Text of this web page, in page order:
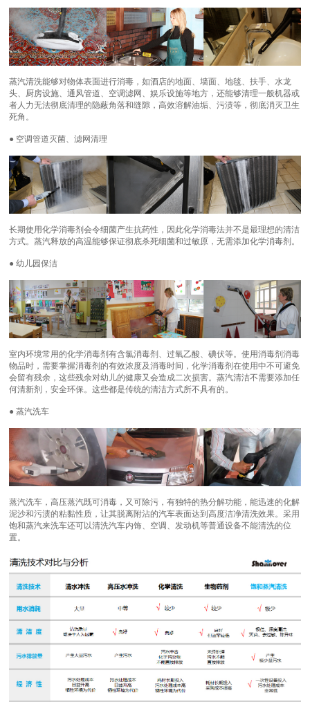
蒸汽清洗能够对物体表面进行消毒，如酒店的地面、墙面、地毯、扶手、水龙
头、厨房设施、通风管道、空调滤网、娱乐设施等地方，还能够清理一般机器或
者人力无法彻底清理的隐蔽角落和缝隙，高效溶解油垢、污渍等，彻底消灭卫生
死角。
● 空调管道灭菌、滤网清理
长期使用化学消毒剂会令细菌产生抗药性，因此化学消毒法并不是最理想的清洁
方式。蒸汽释放的高温能够保证彻底杀死细菌和过敏原，无需添加化学消毒剂。
● 幼儿园保洁
室内环境常用的化学消毒剂有含氯消毒剂、过氧乙酸、碘伏等。使用消毒剂消毒
物品时，需要掌握消毒剂的有效浓度及消毒时间，化学消毒剂在使用中不可避免
会留有残余，这些残余对幼儿的健康又会造成二次损害。蒸汽清洁不需要添加任
何清新剂，安全环保。这些都是传统的清洁方式所不具有的。
● 蒸汽洗车
蒸汽洗车，高压蒸汽既可消毒，又可除污，有独特的热分解功能，能迅速的化解
泥沙和污渍的粘黏性质，让其脱离附沾的汽车表面达到高度洁净清洗效果。采用
饱和蒸汽来洗车还可以清洗汽车内饰、空调、发动机等普通设备不能清洗的位
置。